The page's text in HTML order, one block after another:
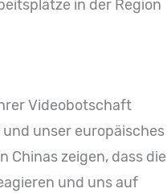
in der Region
Videobotschaft
unser europäisches
Chinas zeigen, dass die
und uns auf